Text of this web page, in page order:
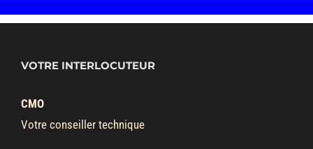
VOTRE INTERLOCUTEUR
CMO
Votre conseiller technique